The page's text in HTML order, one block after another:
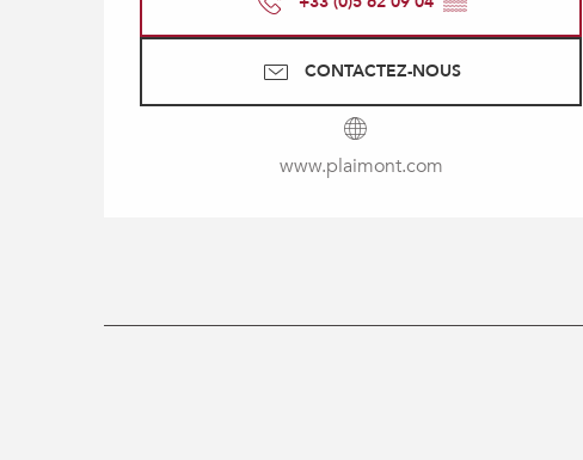
CONTACTEZ-NOUS
www.plaimont.com